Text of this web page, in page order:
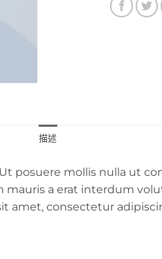
描述
posuere mollis nulla ut
mauris a erat interdum
amet, consectetur